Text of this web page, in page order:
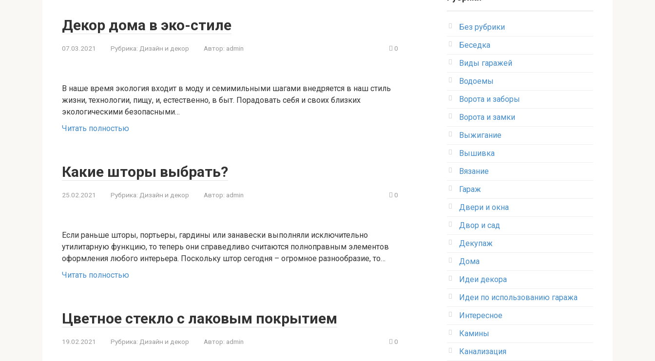
Декор дома в эко-стиле
07.03.2021 Рубрика: Дизайн и декор Автор: admin 0
В наше время экология входит в моду и семимильными шагами внедряется в наш стиль
жизни, технологии, пищу, и, естественно, в быт. Порадовать себя и своих близких
экологическими безопасными…
Читать полностью
Какие шторы выбрать?
25.02.2021 Рубрика: Дизайн и декор Автор: admin 0
Если раньше шторы, портьеры, гардины или занавески выполняли исключительно
утилитарную функцию, то теперь они справедливо считаются полноправным элементов
оформления любого интерьера. Поскольку штор сегодня – огромное разнообразие, то…
Читать полностью
Цветное стекло с лаковым покрытием
19.02.2021 Рубрика: Дизайн и декор Автор: admin 0
Без рубрики
Беседка
Виды гаражей
Водоемы
Ворота и заборы
Ворота и замки
Выжигание
Вышивка
Вязание
Гараж
Двери и окна
Двор и сад
Декупаж
Дома
Идеи декора
Идеи по использованию гаража
Интересное
Камины
Канализация